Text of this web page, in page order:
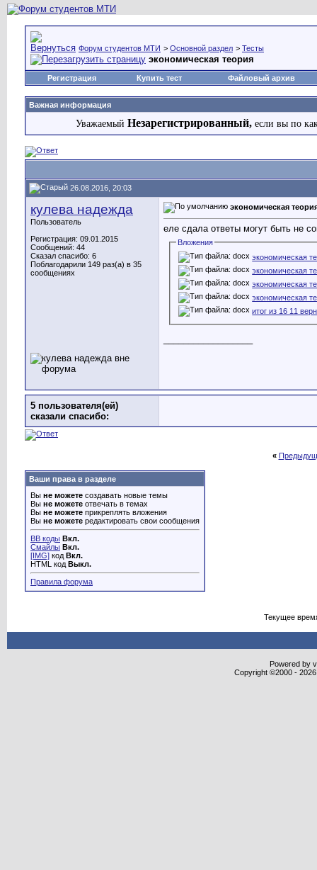
Форум студентов МТИ > Основной раздел > Тесты
экономическая теория
Регистрация Купить тест Файловый архив
Важная информация
Уважаемый Незарегистрированный, если вы по
26.08.2016, 20:03
кулева надежда
Пользователь
Регистрация: 09.01.2015
Сообщений: 44
Сказал спасибо: 6
Поблагодарили 149 раз(а) в 35
сообщениях
экономическая
еле сдала ответы могут быть не
Вложения
экономическая
экономическая
экономическая
экономическая
итог из 16 11
5 пользователя(ей)
сказали cпасибо:
«
Ваши права в разделе
Вы не можете создавать новые темы
Вы не можете отвечать в темах
Вы не можете прикреплять вложения
Вы не можете редактировать свои сообщения
BB коды Вкл.
Смайлы Вкл.
[IMG] код Вкл.
HTML код Выкл.
Правила форума
Текущее
Powered by
Copyright ©2000 -